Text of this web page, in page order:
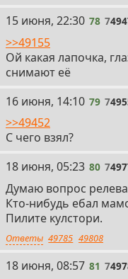
78
15 июня, 22:30 78 7
>>49155
Ой какая лапочка,
снимают её
79
16 июня, 14:10 79 7
>>49452
С чего взял?
80
18 июня, 05:23 80 7
Думаю вопрос
Кто-нибудь ебал
Пилите кулстори.
Ответы 49785 49808
81
18 июня, 08:57 81 7